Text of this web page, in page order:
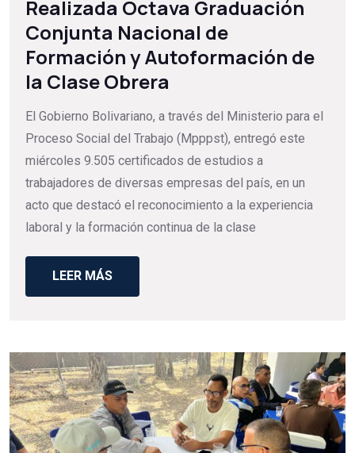
Realizada Octava Graduación
Conjunta Nacional de
Formación y Autoformación de
la Clase Obrera
El Gobierno Bolivariano, a través del Ministerio para el
Proceso Social del Trabajo (Mpppst), entregó este
miércoles 9.505 certificados de estudios a
trabajadores de diversas empresas del país, en un
acto que destacó el reconocimiento a la experiencia
laboral y la formación continua de la clase
LEER MÁS